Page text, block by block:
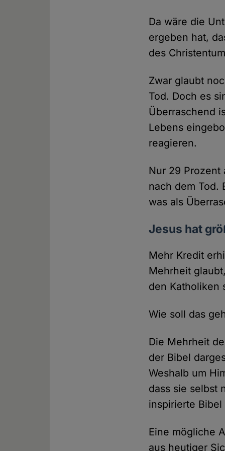
Da wäre die
ergeben hat,
des
Zwar glaubt
Tod. Doch es
Überraschend
Lebens
reagieren.
Nur 29 Prozent
nach dem Tod.
was als
Jesus hat
Mehr Kredit
Mehrheit
den Katholiken
Wie soll das
Die Mehrheit
der Bibel
Weshalb um
dass sie selbst
inspirierte Bibel
Eine mögliche
aus heutiger